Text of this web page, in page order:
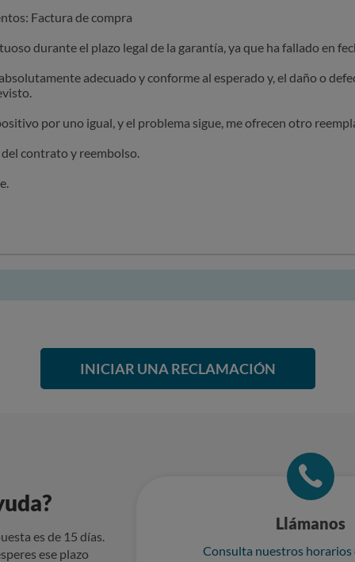
Factura de compra
durante el plazo legal de la garantía, ya que ha fallado en
adecuado y conforme al esperado y, el daño o
por uno igual, y el problema sigue, me ofrecen otro
contrato y reembolso.
INICIAR UNA RECLAMACIÓN
es de 15 días.
ese plazo
Llámanos
Consulta nuestros horarios